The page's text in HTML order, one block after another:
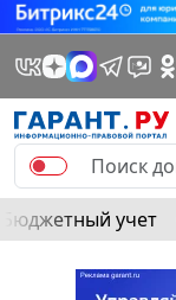
Бюджетный учет